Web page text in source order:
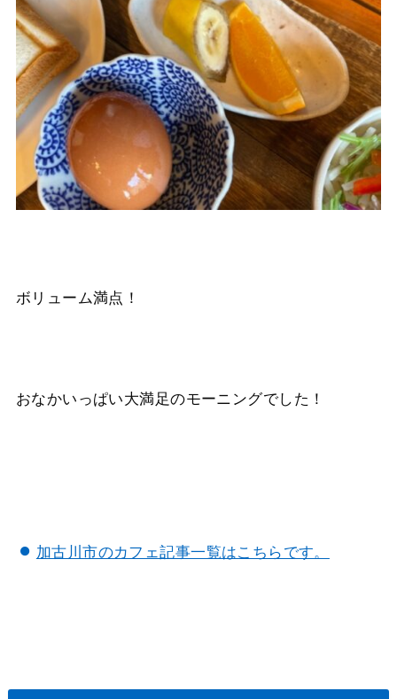
ボリューム満点！
おなかいっぱい大満足のモーニングでした！
加古川市のカフェ記事一覧はこちらです。